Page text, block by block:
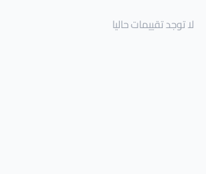
لا توجد تقييمات حاليا